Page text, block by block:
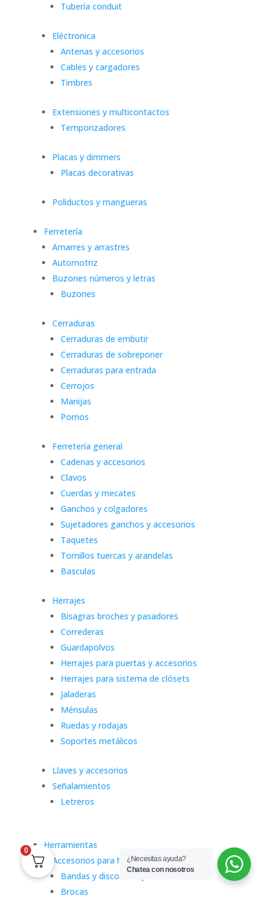
Tubería conduit
Eléctronica
Antenas y accesorios
Cables y cargadores
Timbres
Extensiones y multicontactos
Temporizadores
Placas y dimmers
Placas decorativas
Poliductos y mangueras
Ferretería
Amarres y arrastres
Automotriz
Buzones números y letras
Buzones
Cerraduras
Cerraduras de embutir
Cerraduras de sobreponer
Cerraduras para entrada
Cerrojos
Manijas
Pomos
Ferretería general
Cadenas y accesorios
Clavos
Cuerdas y mecates
Ganchos y colgadores
Sujetadores ganchos y accesorios
Taquetes
Tornillos tuercas y arandelas
Basculas
Herrajes
Bisagras broches y pasadores
Correderas
Guardapolvos
Herrajes para puertas y accesorios
Herrajes para sistema de clósets
Jaladeras
Ménsulas
Ruedas y rodajas
Soportes metálicos
Llaves y accesorios
Señalamientos
Letreros
Herramientas
Accesorios para herramientas eléctricas
Bandas y discos de lija
Brocas
¿Necesitas ayuda?
Chatea con nosotros
0